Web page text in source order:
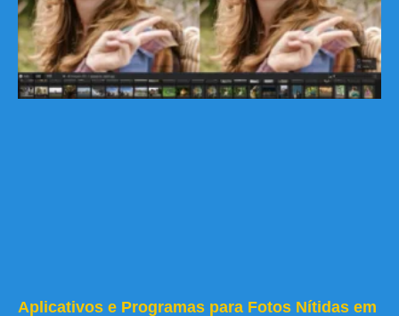
Aplicativos e Programas para Fotos Nítidas em